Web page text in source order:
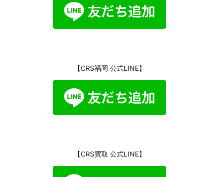
【CRS福岡 公式LINE】
【CRS買取 公式LINE】